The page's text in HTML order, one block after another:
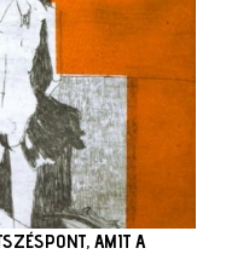
AMIT A